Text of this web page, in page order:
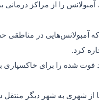
را از مراکز درمانی
آمبولانس‌هایی در مناطقی
کرد.
فوت شده را برای خاکسپاری
شهری به شهر دیگر منتقل